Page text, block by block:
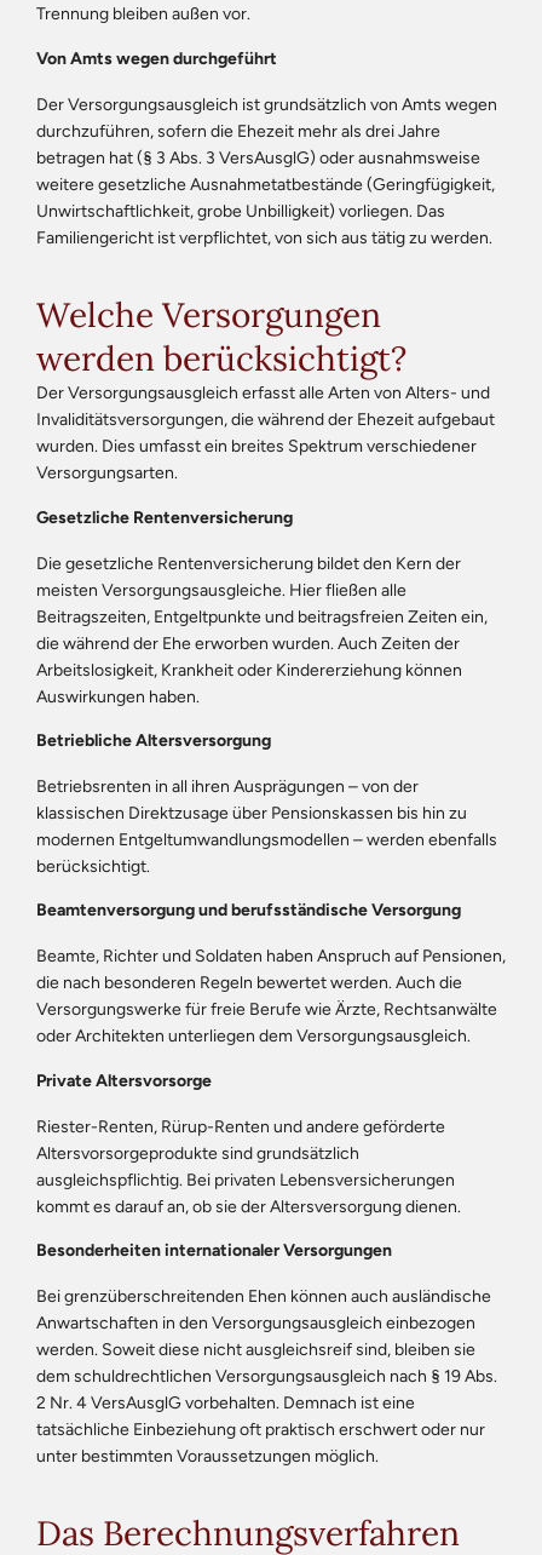
Trennung bleiben außen vor.
Von Amts wegen durchgeführt
Der Versorgungsausgleich ist grundsätzlich von Amts wegen
durchzuführen, sofern die Ehezeit mehr als drei Jahre
betragen hat (§ 3 Abs. 3 VersAusglG) oder ausnahmsweise
weitere gesetzliche Ausnahmetatbestände (Geringfügigkeit,
Unwirtschaftlichkeit, grobe Unbilligkeit) vorliegen. Das
Familiengericht ist verpflichtet, von sich aus tätig zu werden.
Welche Versorgungen
werden berücksichtigt?
Der Versorgungsausgleich erfasst alle Arten von Alters- und
Invaliditätsversorgungen, die während der Ehezeit aufgebaut
wurden. Dies umfasst ein breites Spektrum verschiedener
Versorgungsarten.
Gesetzliche Rentenversicherung
Die gesetzliche Rentenversicherung bildet den Kern der
meisten Versorgungsausgleiche. Hier fließen alle
Beitragszeiten, Entgeltpunkte und beitragsfreien Zeiten ein,
die während der Ehe erworben wurden. Auch Zeiten der
Arbeitslosigkeit, Krankheit oder Kindererziehung können
Auswirkungen haben.
Betriebliche Altersversorgung
Betriebsrenten in all ihren Ausprägungen – von der
klassischen Direktzusage über Pensionskassen bis hin zu
modernen Entgeltumwandlungsmodellen – werden ebenfalls
berücksichtigt.
Beamtenversorgung und berufsständische Versorgung
Beamte, Richter und Soldaten haben Anspruch auf Pensionen,
die nach besonderen Regeln bewertet werden. Auch die
Versorgungswerke für freie Berufe wie Ärzte, Rechtsanwälte
oder Architekten unterliegen dem Versorgungsausgleich.
Private Altersvorsorge
Riester-Renten, Rürup-Renten und andere geförderte
Altersvorsorgeprodukte sind grundsätzlich
ausgleichspflichtig. Bei privaten Lebensversicherungen
kommt es darauf an, ob sie der Altersversorgung dienen.
Besonderheiten internationaler Versorgungen
Bei grenzüberschreitenden Ehen können auch ausländische
Anwartschaften in den Versorgungsausgleich einbezogen
werden. Soweit diese nicht ausgleichsreif sind, bleiben sie
dem schuldrechtlichen Versorgungsausgleich nach § 19 Abs.
2 Nr. 4 VersAusglG vorbehalten. Demnach ist eine
tatsächliche Einbeziehung oft praktisch erschwert oder nur
unter bestimmten Voraussetzungen möglich.
Das Berechnungsverfahren